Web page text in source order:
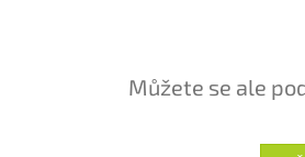
Můžete se ale